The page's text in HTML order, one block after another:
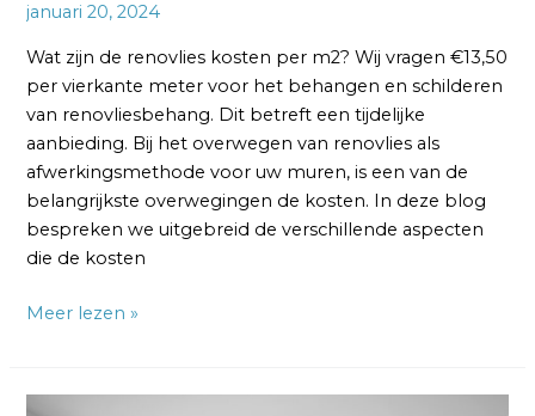
januari 20, 2024
Wat zijn de renovlies kosten per m2? Wij vragen €13,50
per vierkante meter voor het behangen en schilderen
van renovliesbehang. Dit betreft een tijdelijke
aanbieding. Bij het overwegen van renovlies als
afwerkingsmethode voor uw muren, is een van de
belangrijkste overwegingen de kosten. In deze blog
bespreken we uitgebreid de verschillende aspecten
die de kosten
Meer lezen »